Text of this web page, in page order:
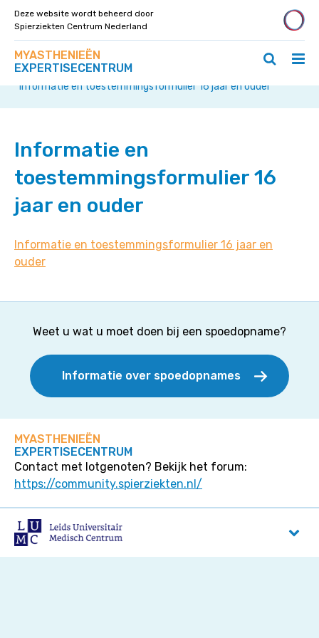
Deze website wordt beheerd door
Spierziekten Centrum Nederland
Navigeer
direct
naar
op
deze
site
MYASTHENIEËN
EXPERTISECENTRUM
/
Zoeken
/
Home » Nederlands-Belgisch Myasthenie Register
Informatie en toestemmingsformulier 16 jaar en ouder
Informatie en
toestemmingsformulier 16
jaar en ouder
Informatie en toestemmingsformulier 16 jaar en
ouder
Weet u wat u moet doen bij een spoedopname?
Informatie over spoedopnames
MYASTHENIEËN
EXPERTISECENTRUM
Contact met lotgenoten? Bekijk het forum:
https://community.spierziekten.nl/